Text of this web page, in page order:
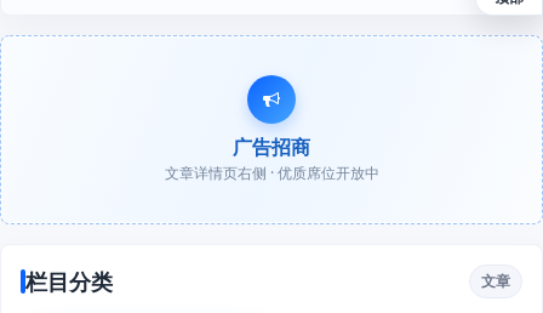
广告招商
文章详情页右侧 · 优质席位开放中
栏目分类 文章